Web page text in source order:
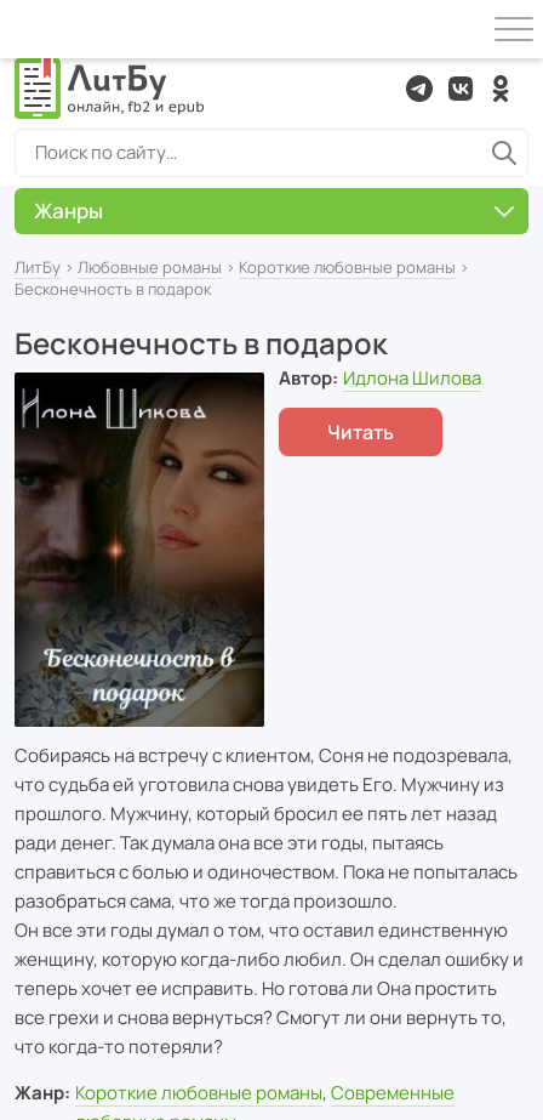
ЛитБу › Любовные романы › Короткие любовные романы ›
Бесконечность в подарок
Бесконечность в подарок
Автор: Идлона Шилова
Читать
Собираясь на встречу с клиентом, Соня не подозревала,
что судьба ей уготовила снова увидеть Его. Мужчину из
прошлого. Мужчину, который бросил ее пять лет назад
ради денег. Так думала она все эти годы, пытаясь
справиться с болью и одиночеством. Пока не попыталась
разобраться сама, что же тогда произошло.
Он все эти годы думал о том, что оставил единственную
женщину, которую когда-либо любил. Он сделал ошибку и
теперь хочет ее исправить. Но готова ли Она простить
все грехи и снова вернуться? Смогут ли они вернуть то,
что когда-то потеряли?
Жанр: Короткие любовные романы,Современные
Жанры